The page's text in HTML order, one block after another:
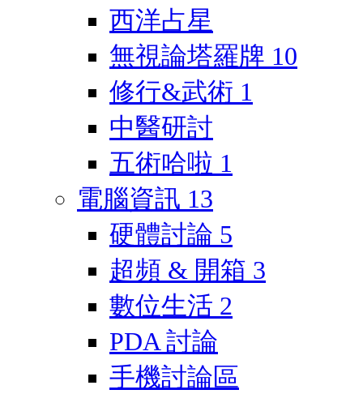
西洋占星
無視論塔羅牌 10
修行&武術 1
中醫研討
五術哈啦 1
電腦資訊 13
硬體討論 5
超頻 & 開箱 3
數位生活 2
PDA 討論
手機討論區